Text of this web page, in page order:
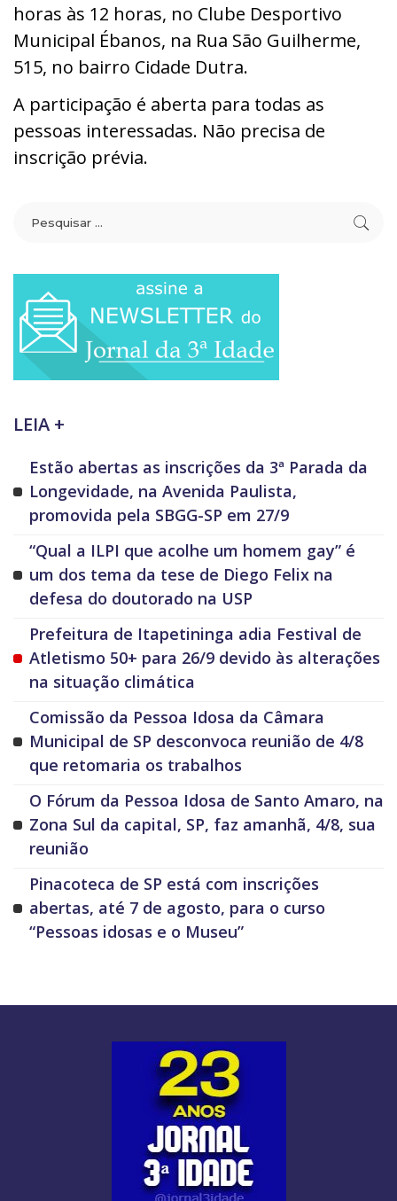
horas às 12 horas, no Clube Desportivo
Municipal Ébanos, na Rua São Guilherme,
515, no bairro Cidade Dutra.
A participação é aberta para todas as
pessoas interessadas. Não precisa de
inscrição prévia.
LEIA +
Estão abertas as inscrições da 3ª Parada da
Longevidade, na Avenida Paulista,
promovida pela SBGG-SP em 27/9
“Qual a ILPI que acolhe um homem gay” é
um dos tema da tese de Diego Felix na
defesa do doutorado na USP
Prefeitura de Itapetininga adia Festival de
Atletismo 50+ para 26/9 devido às alterações
na situação climática
Comissão da Pessoa Idosa da Câmara
Municipal de SP desconvoca reunião de 4/8
que retomaria os trabalhos
O Fórum da Pessoa Idosa de Santo Amaro, na
Zona Sul da capital, SP, faz amanhã, 4/8, sua
reunião
Pinacoteca de SP está com inscrições
abertas, até 7 de agosto, para o curso
“Pessoas idosas e o Museu”